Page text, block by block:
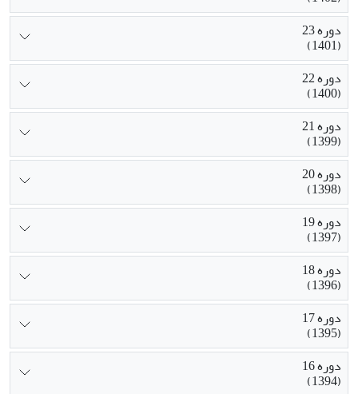
دوره 23
(1401)
دوره 22
(1400)
دوره 21
(1399)
دوره 20
(1398)
دوره 19
(1397)
دوره 18
(1396)
دوره 17
(1395)
دوره 16
(1394)